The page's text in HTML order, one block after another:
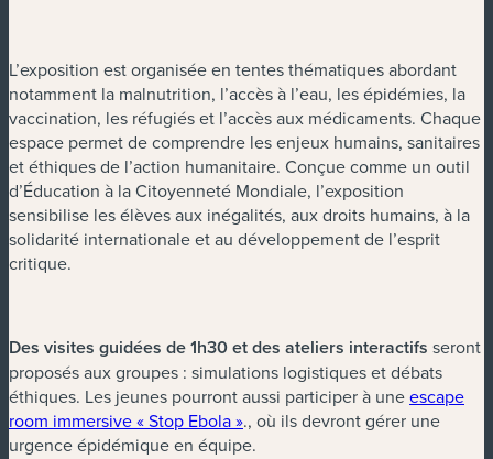
L’exposition est organisée en tentes thématiques abordant
notamment la malnutrition, l’accès à l’eau, les épidémies, la
vaccination, les réfugiés et l’accès aux médicaments. Chaque
espace permet de comprendre les enjeux humains, sanitaires
et éthiques de l’action humanitaire. Conçue comme un outil
d’Éducation à la Citoyenneté Mondiale, l’exposition
sensibilise les élèves aux inégalités, aux droits humains, à la
solidarité internationale et au développement de l’esprit
critique.
Des visites guidées de 1h30 et des ateliers interactifs seront
proposés aux groupes : simulations logistiques et débats
éthiques. Les jeunes pourront aussi participer à uneescape
room immersive « Stop Ebola »(nouvelle fenêtre)
., où ils devront gérer une
urgence épidémique en équipe.